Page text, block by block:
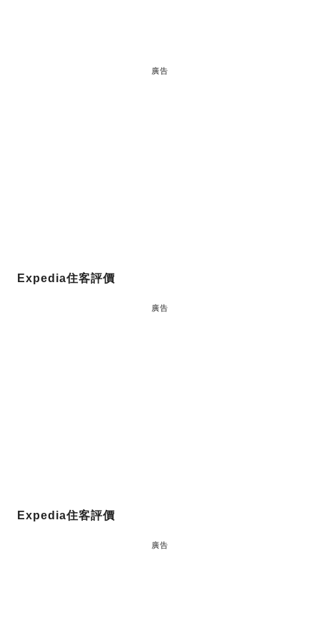
廣告
Expedia住客評價
廣告
Expedia住客評價
廣告